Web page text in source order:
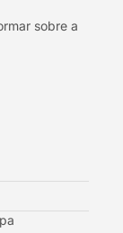
sobre a